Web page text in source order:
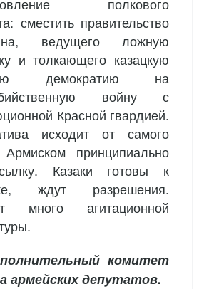
сместить правительство
ведущего ложную
и толкающего казацкую
демократию на
войну с
Красной гвардией.
исходит от самого
принципиально
Казаки готовы к
ждут разрешения.
много агитационной
комитет
армейских депутатов.